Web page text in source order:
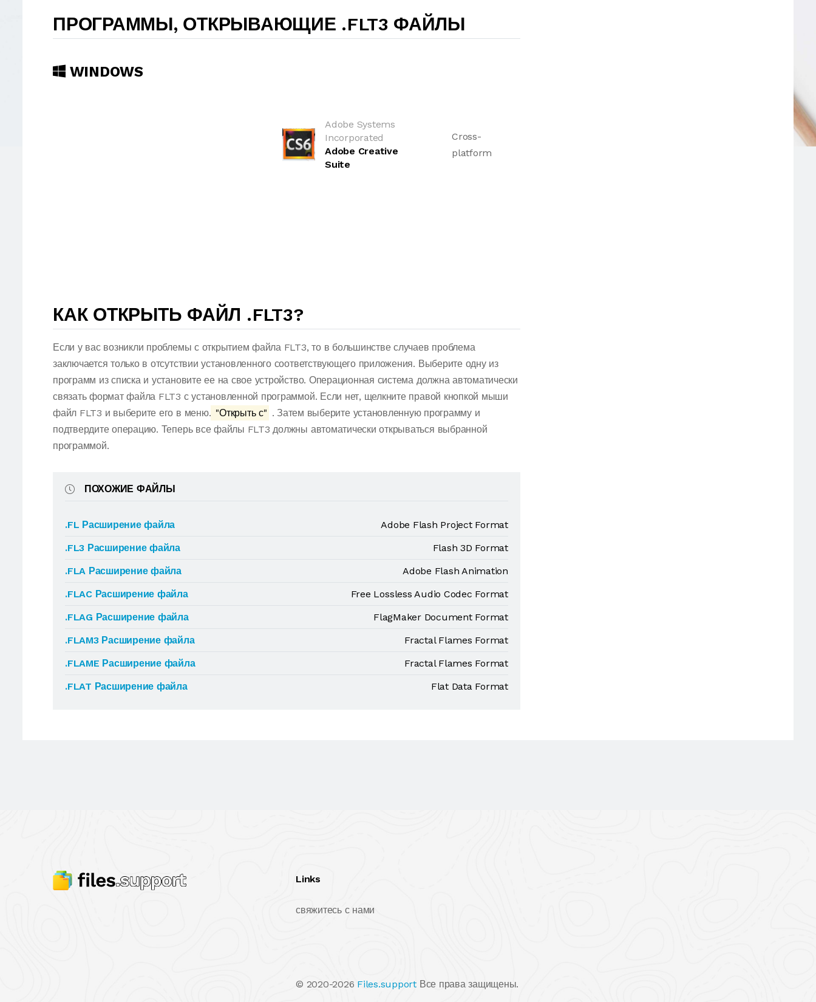
ПРОГРАММЫ, ОТКРЫВАЮЩИЕ .FLT3 ФАЙЛЫ
WINDOWS
Adobe Systems
Incorporated
Adobe Creative
Suite
Cross-
platform
КАК ОТКРЫТЬ ФАЙЛ .FLT3?
Если у вас возникли проблемы с открытием файла FLT3, то в большинстве случаев проблема
заключается только в отсутствии установленного соответствующего приложения. Выберите одну из
программ из списка и установите ее на свое устройство. Операционная система должна автоматически
связать формат файла FLT3 с установленной программой. Если нет, щелкните правой кнопкой мыши
файл FLT3 и выберите его в меню. "Открыть с" . Затем выберите установленную программу и
подтвердите операцию. Теперь все файлы FLT3 должны автоматически открываться выбранной
программой.
ПОХОЖИЕ ФАЙЛЫ
.FL Расширение файла
Adobe Flash Project Format
.FL3 Расширение файла
Flash 3D Format
.FLA Расширение файла
Adobe Flash Animation
.FLAC Расширение файла
Free Lossless Audio Codec Format
.FLAG Расширение файла
FlagMaker Document Format
.FLAM3 Расширение файла
Fractal Flames Format
.FLAME Расширение файла
Fractal Flames Format
.FLAT Расширение файла
Flat Data Format
Links
свяжитесь с нами
© 2020-2026 Files.support Все права защищены.